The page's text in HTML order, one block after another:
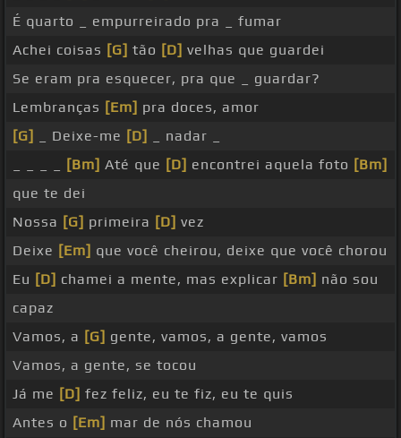
É quarto _ empurreirado pra _ fumar
Achei coisas [G] tão [D] velhas que guardei
Se eram pra esquecer, pra que _ guardar?
Lembranças [Em] pra doces, amor
[G]
_ Deixe-me [D]
_ nadar _
[Bm] Até que [D] encontrei aquela foto [Bm]
que te dei
Nossa [G] primeira [D] vez
Deixe [Em] que você cheirou, deixe que você chorou
Eu [D] chamei a mente, mas explicar [Bm] não sou
capaz
Vamos, a [G] gente, vamos, a gente, vamos
Vamos, a gente, se tocou
Já me [D] fez feliz, eu te fiz, eu te quis
Antes o [Em] mar de nós chamou